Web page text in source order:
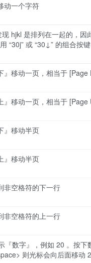
动一个字符
hjkl 是排列在一起的，
“30j” 或 “30↓” 的组合按
』移动一页，相当于
』移动一页，相当于 [Page
』移动半页
』移动半页
非空格符的下一行
非空格符的上一行
『数字』，例如 20 。按下
则光标会向后面移动